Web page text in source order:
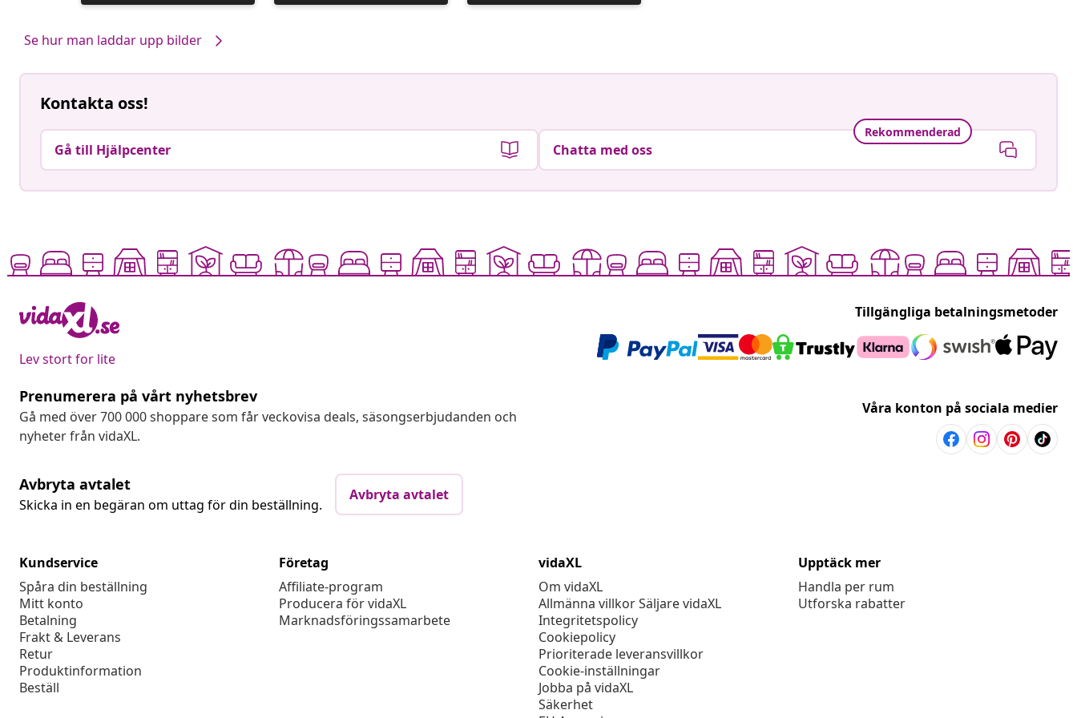
publicerat
publicerat
publicerat
Se hur man laddar upp bilder
Kontakta oss!
Gå till Hjälpcenter
Rekommenderad
Chatta med oss
Lev stort for lite
Tillgängliga betalningsmetoder
Prenumerera på vårt nyhetsbrev
Gå med över 700 000 shoppare som får veckovisa deals, säsongserbjudanden och
nyheter från vidaXL.
Våra konton på sociala medier
Avbryta avtalet
Skicka in en begäran om uttag för din beställning.
Avbryta avtalet
Kundservice
Spåra din beställning
Mitt konto
Betalning
Frakt & Leverans
Retur
Produktinformation
Beställ
Företag
Affiliate-program
Producera för vidaXL
Marknadsföringssamarbete
vidaXL
Om vidaXL
Allmänna villkor Säljare vidaXL
Integritetspolicy
Cookiepolicy
Prioriterade leveransvillkor
Cookie-inställningar
Jobba på vidaXL
Säkerhet
Upptäck mer
Handla per rum
Utforska rabatter